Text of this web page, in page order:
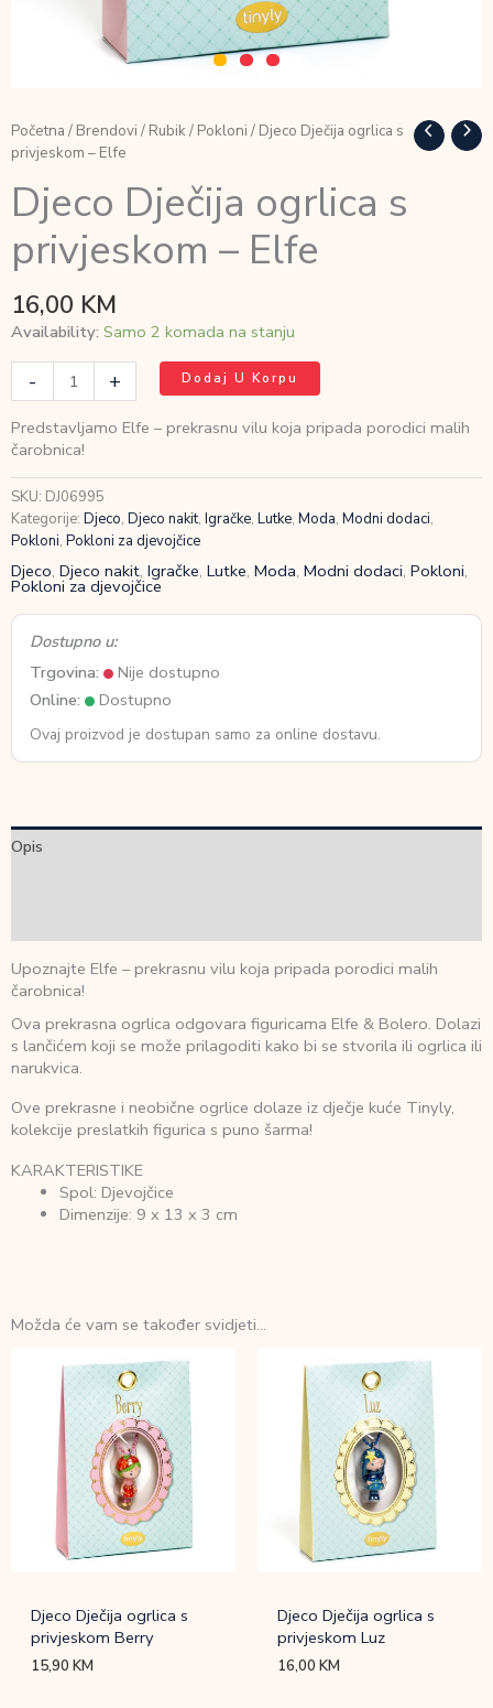
Početna / Brendovi / Rubik/ Pokloni / Djeco Dječija ogrlica s
privjeskom – Elfe
Djeco Dječija ogrlica s
privjeskom – Elfe
16,00 KM
Availability: Samo 2 komada na stanju
-
s
privjeskom
-
Elfe
količina
+ Dodaj U Korpu
Predstavljamo Elfe – prekrasnu vilu koja pripada porodici malih
čarobnica!
SKU: DJ06995
Kategorije: Djeco, Djeco nakit, Igračke, Lutke, Moda, Modni dodaci,
Pokloni, Pokloni za djevojčice
Djeco, Djeco nakit, Igračke, Lutke, Moda, Modni dodaci, Pokloni,
Pokloni za djevojčice
Dostupno u:
Trgovina:
Nije dostupno
Online:
Dostupno
Ovaj proizvod je dostupan samo za online dostavu.
Opis
Upoznajte Elfe – prekrasnu vilu koja pripada porodici malih
čarobnica!
Ova prekrasna ogrlica odgovara figuricama Elfe & Bolero. Dolazi
s lančićem koji se može prilagoditi kako bi se stvorila ili ogrlica ili
narukvica.
Ove prekrasne i neobične ogrlice dolaze iz dječje kuće Tinyly,
kolekcije preslatkih figurica s puno šarma!
KARAKTERISTIKE
Spol: Djevojčice
Dimenzije: 9 x 13 x 3 cm
Možda će vam se također svidjeti…
Djeco Dječija ogrlica s
privjeskom Berry
15,90KM
Djeco Dječija ogrlica s
privjeskom Luz
16,00KM